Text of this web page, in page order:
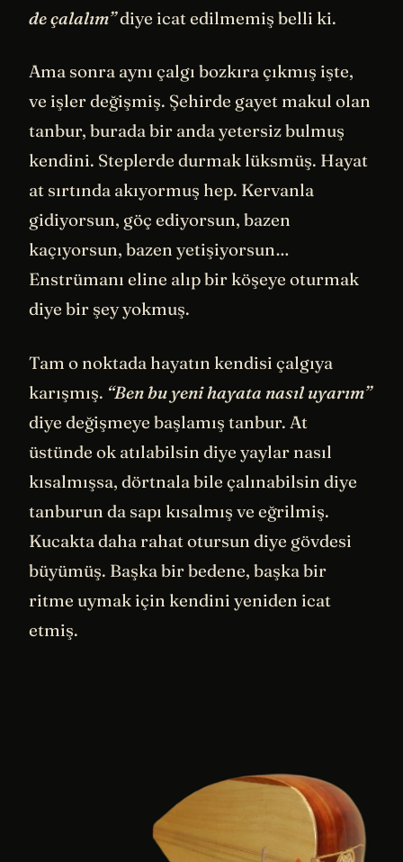
de çalalım”diye icat edilmemiş belli ki.
Ama sonra aynı çalgı bozkıra çıkmış işte,
ve işler değişmiş. Şehirde gayet makul olan
tanbur, burada bir anda yetersiz bulmuş
kendini. Steplerde durmak lüksmüş. Hayat
at sırtında akıyormuş hep. Kervanla
gidiyorsun, göç ediyorsun, bazen
kaçıyorsun, bazen yetişiyorsun…
Enstrümanı eline alıp bir köşeye oturmak
diye bir şey yokmuş.
Tam o noktada hayatın kendisi çalgıya
karışmış. “Ben bu yeni hayata nasıl uyarım”
diye değişmeye başlamış tanbur. At
üstünde ok atılabilsin diye yaylar nasıl
kısalmışsa, dörtnala bile çalınabilsin diye
tanburun da sapı kısalmış ve eğrilmiş.
Kucakta daha rahat otursun diye gövdesi
büyümüş. Başka bir bedene, başka bir
ritme uymak için kendini yeniden icat
etmiş.